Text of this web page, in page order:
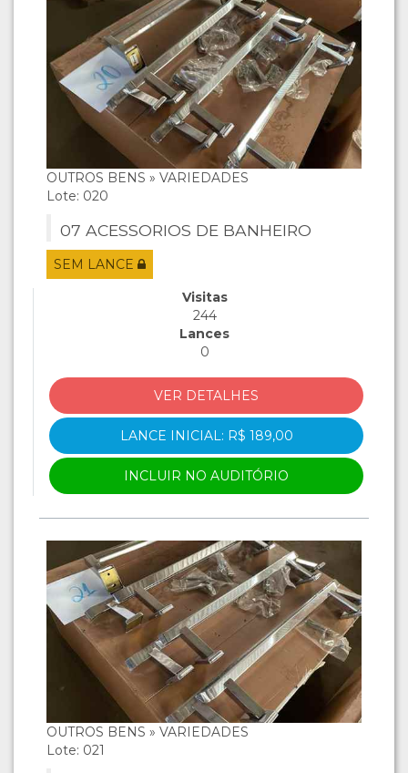
OUTROS BENS » VARIEDADES
Lote: 020
07 ACESSORIOS DE BANHEIRO
SEM LANCE
Visitas
244
Lances
0
VER DETALHES
LANCE INICIAL: R$ 189,00
INCLUIR NO AUDITÓRIO
OUTROS BENS » VARIEDADES
Lote: 021